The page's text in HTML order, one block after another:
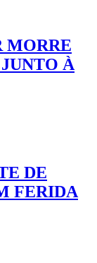
MORRE
À
DE
FERIDA